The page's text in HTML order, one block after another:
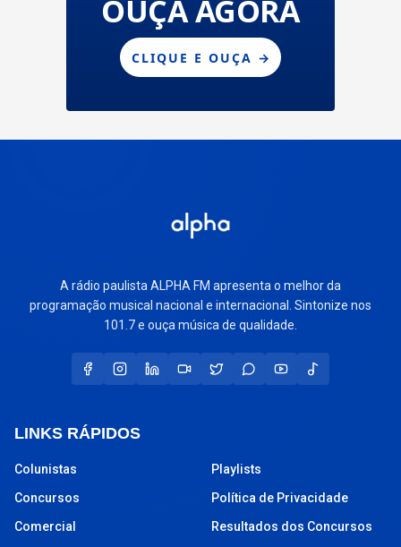
A rádio paulista ALPHA FM apresenta o melhor da
programação musical nacional e internacional. Sintonize nos
101.7 e ouça música de qualidade.
LINKS RÁPIDOS
Colunistas
Concursos
Comercial
Playlists
Política de Privacidade
Resultados dos Concursos